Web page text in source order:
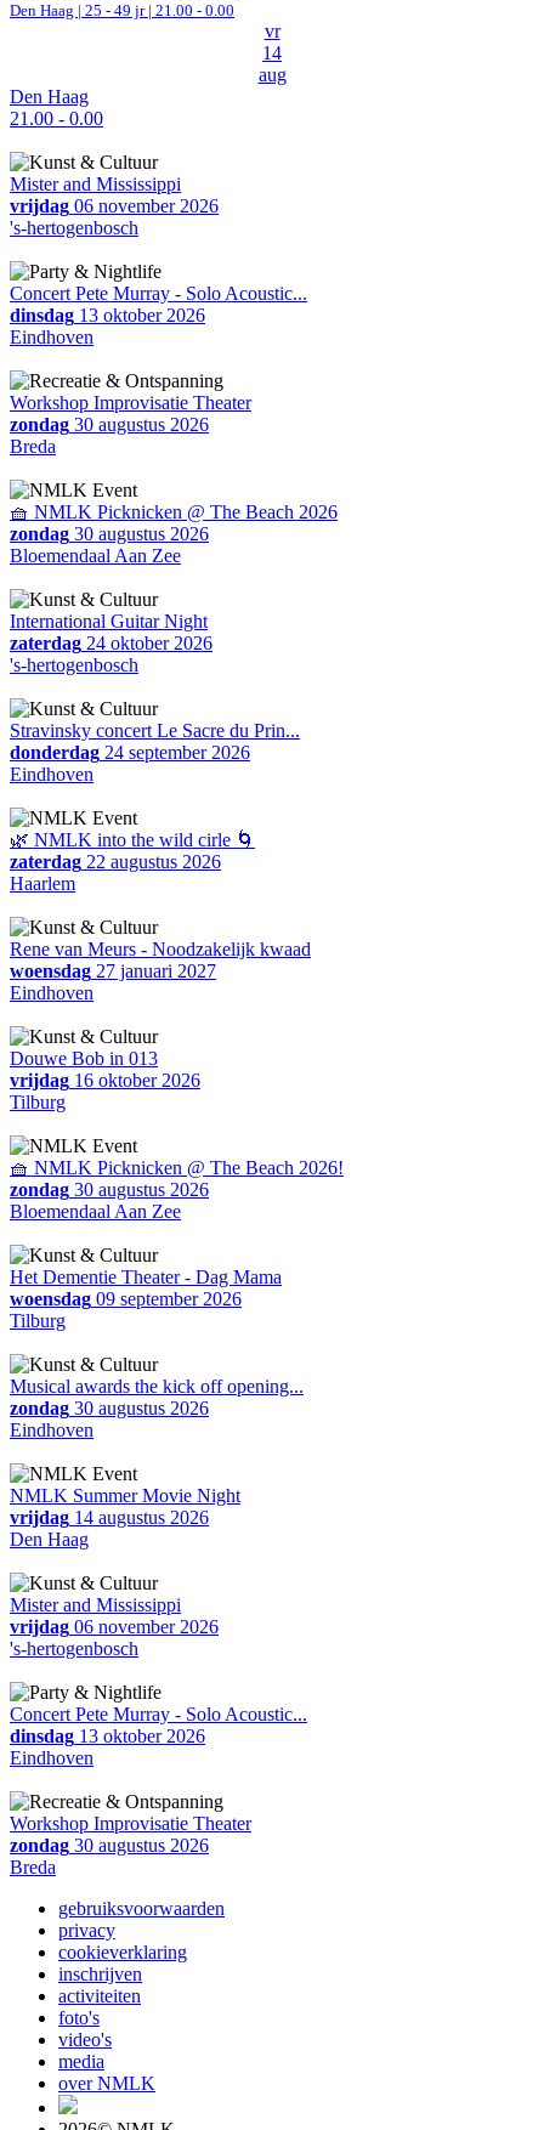
Den Haag | 25 - 49 jr | 21.00 - 0.00
vr
14
aug
Den Haag
21.00 - 0.00
Mister and Mississippi
vrijdag 06 november 2026
's-hertogenbosch
Concert Pete Murray - Solo Acoustic...
dinsdag 13 oktober 2026
Eindhoven
Workshop Improvisatie Theater
zondag 30 augustus 2026
Breda
🧺 NMLK Picknicken @ The Beach 2026
zondag 30 augustus 2026
Bloemendaal Aan Zee
International Guitar Night
zaterdag 24 oktober 2026
's-hertogenbosch
Stravinsky concert Le Sacre du Prin...
donderdag 24 september 2026
Eindhoven
🌿 NMLK into the wild cirle 🌀
zaterdag 22 augustus 2026
Haarlem
Rene van Meurs - Noodzakelijk kwaad
woensdag 27 januari 2027
Eindhoven
Douwe Bob in 013
vrijdag 16 oktober 2026
Tilburg
🧺 NMLK Picknicken @ The Beach 2026!
zondag 30 augustus 2026
Bloemendaal Aan Zee
Het Dementie Theater - Dag Mama
woensdag 09 september 2026
Tilburg
Musical awards the kick off opening...
zondag 30 augustus 2026
Eindhoven
NMLK Summer Movie Night
vrijdag 14 augustus 2026
Den Haag
Mister and Mississippi
vrijdag 06 november 2026
's-hertogenbosch
Concert Pete Murray - Solo Acoustic...
dinsdag 13 oktober 2026
Eindhoven
Workshop Improvisatie Theater
zondag 30 augustus 2026
Breda
gebruiksvoorwaarden
privacy
cookieverklaring
inschrijven
activiteiten
foto's
video's
media
over NMLK